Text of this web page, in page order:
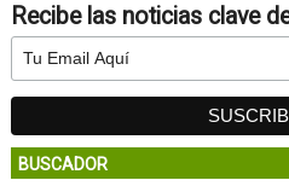
Recibe las noticias clave
BUSCADOR